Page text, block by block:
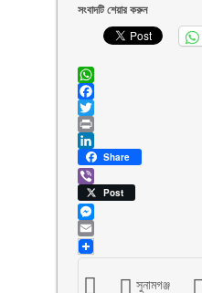
সংবাদটি শেয়ার করুন
WhatsApp
Facebook
Twitter
Print
LinkedIn
Share
ViberPost
Messenger
Email
সুনামগঞ্জ